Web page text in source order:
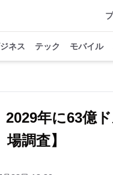
ネス テック モバイル
年に63億
場調査】